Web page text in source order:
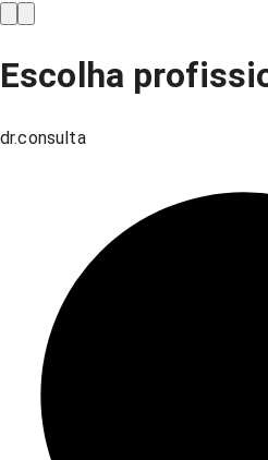
Escolha
dr.consulta